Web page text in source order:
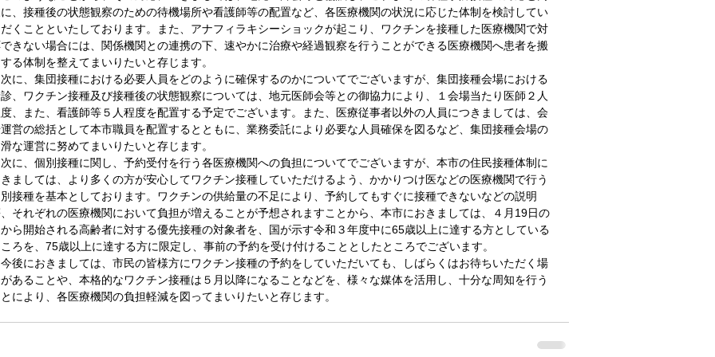
、接種後の状態観察のための待機場所や看護師等の配置など、各医療機関の状況に応じた体制を検討してい
くことといたしております。また、アナフィラキシーショックが起こり、ワクチンを接種した医療機関で対
きない場合には、関係機関との連携の下、速やかに治療や経過観察を行うことができる医療機関へ患者を搬
る体制を整えてまいりたいと存じます。
、集団接種における必要人員をどのように確保するのかについてでございますが、集団接種会場における
、ワクチン接種及び接種後の状態観察については、地元医師会等との御協力により、１会場当たり医師２人
、また、看護師等５人程度を配置する予定でございます。また、医療従事者以外の人員につきましては、会
営の総括として本市職員を配置するとともに、業務委託により必要な人員確保を図るなど、集団接種会場の
な運営に努めてまいりたいと存じます。
、個別接種に関し、予約受付を行う各医療機関への負担についてでございますが、本市の住民接種体制に
ましては、より多くの方が安心してワクチン接種していただけるよう、かかりつけ医などの医療機関で行う
接種を基本としております。ワクチンの供給量の不足により、予約してもすぐに接種できないなどの説明
それぞれの医療機関において負担が増えることが予想されますことから、本市におきましては、４月19日の
ら開始される高齢者に対する優先接種の対象者を、国が示す令和３年度中に65歳以上に達する方としている
ろを、75歳以上に達する方に限定し、事前の予約を受け付けることとしたところでございます。
におきましては、市民の皆様方にワクチン接種の予約をしていただいても、しばらくはお待ちいただく場
あることや、本格的なワクチン接種は５月以降になることなどを、様々な媒体を活用し、十分な周知を行う
により、各医療機関の負担軽減を図ってまいりたいと存じます。